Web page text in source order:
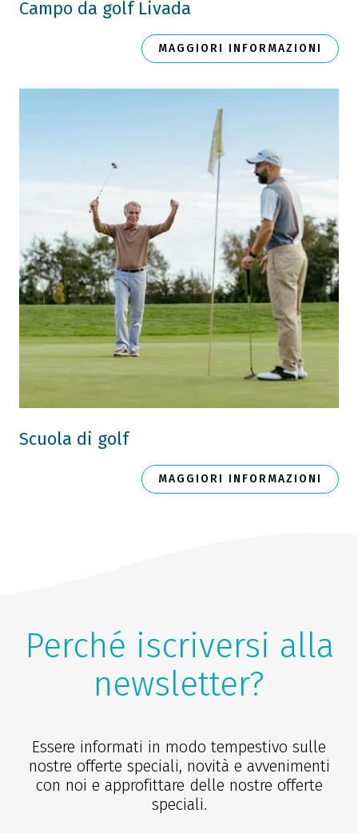
Campo da golf Livada
MAGGIORI INFORMAZIONI
Scuola di golf
MAGGIORI INFORMAZIONI
Perché iscriversi alla
newsletter?
Essere informati in modo tempestivo sulle
nostre offerte speciali, novità e avvenimenti
con noi e approfittare delle nostre offerte
speciali.